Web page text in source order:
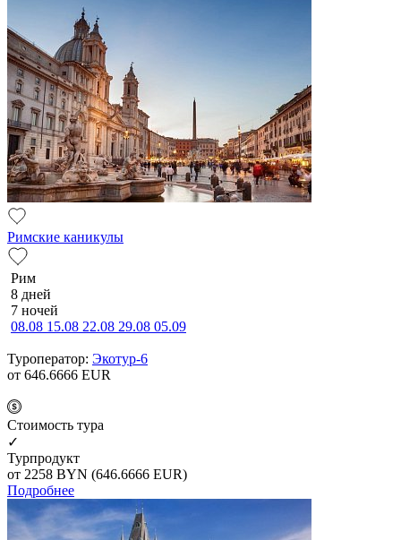
Римские каникулы
Рим
8 дней
7 ночей
08.08 15.08 22.08 29.08 05.09
Туроператор: Экотур-6
от 646.6666 EUR
Cтоимость тура
✓
Турпродукт
от 2258 BYN (646.6666 EUR)
Подробнее